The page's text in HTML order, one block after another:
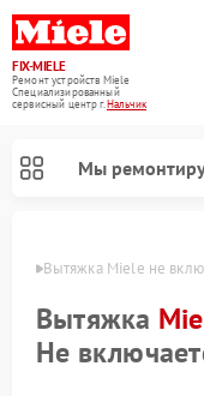
FIX-MIELE
Ремонт устройств Miele
Специализированный
cервисный центр г.Нальчик
Мы
Вытяжка Miele не
Вытяжка
Не